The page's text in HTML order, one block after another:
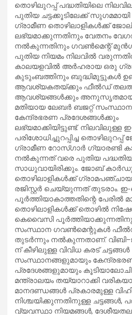
തൊഴിലുറപ്പ് പദ്ധതിയിലെ
പുതിയ ചട്ടക്കൂടിലേക്ക് സുഗമമായി
ഗ്രാമീണ തൊഴിലാളികൾക്ക്
ലഭ്യമാക്കുന്നതിനും വേതനം
നൽകുന്നതിനും ഗവൺമെന്റ്
പുതിയ നിയമം നിലവിൽ
കാലയളവിൽ അർഹരായ ഒരു
കുടുംബത്തിനും ബുദ്ധിമുട്ടുകൾ
ആവശ്യകതയ്ക്കും ഫീൽഡ്
ആവശ്യങ്ങൾക്കും
മതിയായ ലേബർ ബജറ്റ്
കേന്ദ്രഭരണ പ്രദേശങ്ങൾക്കും
ലഭ്യമാക്കിയിട്ടുണ്ട്.
പരിശോധിച്ചുറപ്പിച്ച
ഗ്രാമീണ റോസ്‌ഗാർ ഗ്യാരണ്ടി
നൽകുന്നത് വരെ പുതിയ
സാധുവായിരിക്കും. ജോബ്
തൊഴിലാളികൾക്ക്
രജിസ്റ്റർ ചെയ്യുന്നത് തുടരാം.
പൂർത്തിയാകാത്തതിന്റെ പേരിൽ
തൊഴിലാളികൾക്ക് തൊഴിൽ
കെ‌വൈസി
സംസ്ഥാന ഗവൺമെന്റുകൾ
തുടർന്നും നൽകുന്നതാണ്. വിബി–ജി
ന് കീഴിലുള്ള വിവിധ കരട് ചട്ടങ്ങൾ
സംസ്ഥാനങ്ങളുമായും
പ്രദേശങ്ങളുമായും
മന്ത്രാലയം തയ്യാറാക്കി
മാനദണ്ഡങ്ങൾ പ്രകാരമുള്ള
നിശ്ചയിക്കുന്നതിനുള്ള ചട്ടങ്ങൾ,
വ്യവസ്ഥാ നിയമങ്ങൾ, ദേശീയതല